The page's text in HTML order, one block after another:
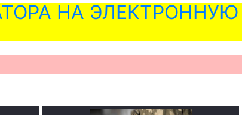
НА ЭЛЕКТРОННУЮ